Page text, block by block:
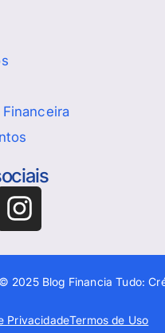
2025 Blog Financia Tudo:
PrivacidadeTermos de Uso